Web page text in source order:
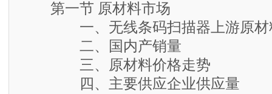
第一节 原材料市场
一、无线条码扫描器上游原材
二、国内产销量
三、原材料价格走势
四、主要供应企业供应量